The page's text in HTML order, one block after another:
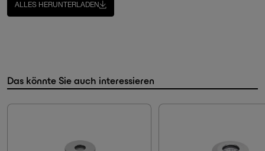
ALLES HERUNTERLADEN
Das könnte Sie auch interessieren